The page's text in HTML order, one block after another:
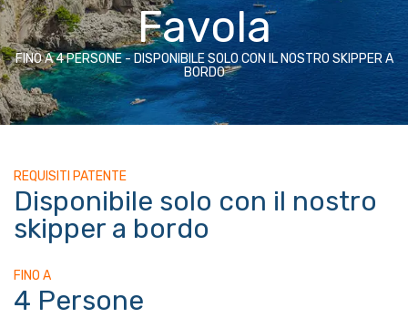
Favola
FINO A 4 PERSONE - DISPONIBILE SOLO CON IL NOSTRO SKIPPER A
BORDO
REQUISITI PATENTE
Disponibile solo con il nostro
skipper a bordo
FINO A
4 Persone